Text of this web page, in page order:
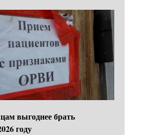
выгоднее брать
году